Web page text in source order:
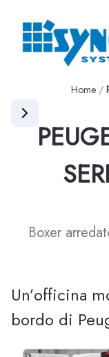
Home /
Boxer
Un’officina
bordo di